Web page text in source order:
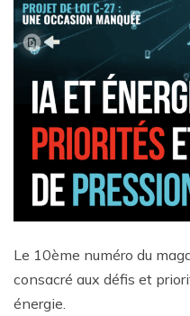
Le 10ème numéro du
consacré aux défis et
énergie.